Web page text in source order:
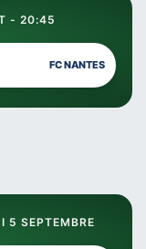
- 20:45
FC NANTES
5 SEPTEMBRE